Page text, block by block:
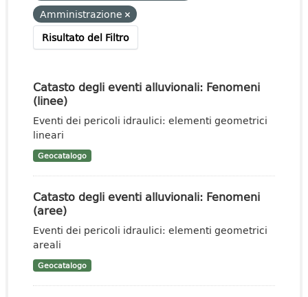
Amministrazione
Risultato del Filtro
Catasto degli eventi alluvionali: Fenomeni
(linee)
Eventi dei pericoli idraulici: elementi geometrici
lineari
Geocatalogo
Catasto degli eventi alluvionali: Fenomeni
(aree)
Eventi dei pericoli idraulici: elementi geometrici
areali
Geocatalogo